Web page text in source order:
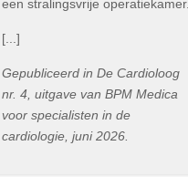
een stralingsvrije operatiekamer.
[...]
Gepubliceerd in De Cardioloog
nr. 4, uitgave van BPM Medica
voor specialisten in de
cardiologie, juni 2026.